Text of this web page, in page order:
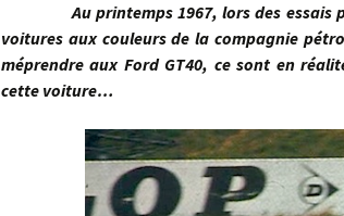
Au printemps 1967, lors des essais
voitures aux couleurs de la compagnie
méprendre aux Ford GT40, ce sont en
cette voiture…